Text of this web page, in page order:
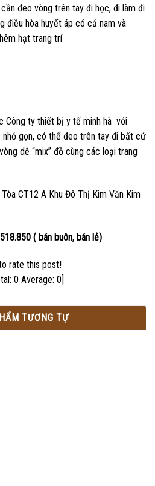
đeo vòng trên tay đi học, đi làm đi
điều hòa huyết áp có cả nam và
hạt trang trí
Công ty thiết bị y tế minh hà với
gọn, có thể đeo trên tay đi bất cứ
dễ “mix” đồ cùng các loại trang
CT12 A Khu Đô Thị Kim Văn Kim
( bán buôn, bán lẻ)
rate this post!
0 Average: 0
TƯƠNG TỰ